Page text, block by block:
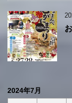
2024年7月